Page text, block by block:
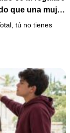
que una mujer
50
así que
la fiesta. Ella
tú no tienes